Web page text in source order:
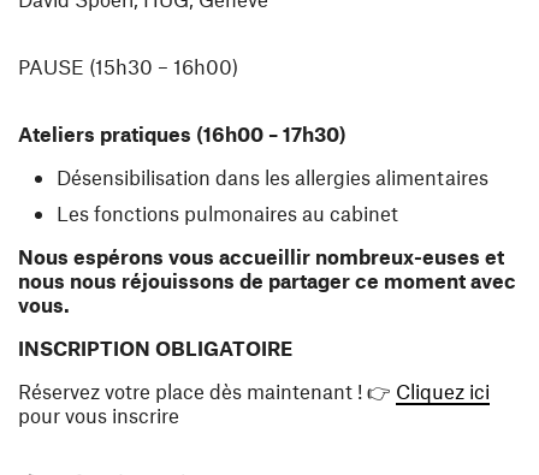
PAUSE (15h30 – 16h00)
Ateliers pratiques (16h00 – 17h30)
Désensibilisation dans les allergies alimentaires
Les fonctions pulmonaires au cabinet
Nous espérons vous accueillir nombreux-euses et
nous nous réjouissons de partager ce moment avec
vous.
INSCRIPTION OBLIGATOIRE
Réservez votre place dès maintenant ! 👉 Cliquez ici
pour vous inscrire